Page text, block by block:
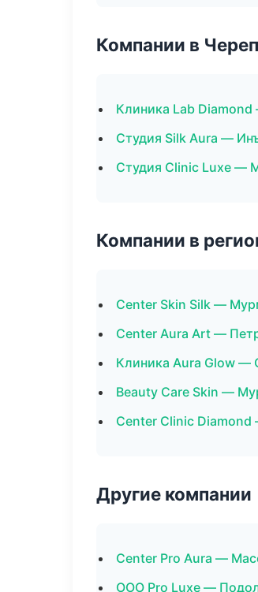
Компании в
Клиника Lab
Студия Silk Aura —
Студия Clinic Luxe —
Компании в
Center Skin Silk —
Center Aura Art —
Клиника Aura Glow —
Beauty Care Skin —
Center Clinic
Другие компании
Center Pro Aura —
ООО Pro Luxe —